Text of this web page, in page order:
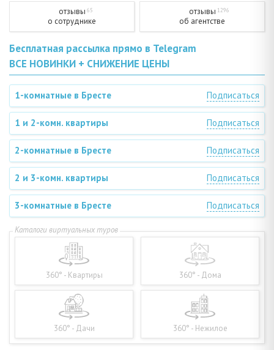
отзывы 65
о сотруднике
отзывы 1296
об агентстве
Бесплатная рассылка прямо в Telegram
ВСЕ НОВИНКИ + СНИЖЕНИЕ ЦЕНЫ
1-комнатные в Бресте Подписаться
1 и 2-комн. квартиры Подписаться
2-комнатные в Бресте Подписаться
2 и 3-комн. квартиры Подписаться
3-комнатные в Бресте Подписаться
360° - Квартиры 360° - Дома
360° - Дачи 360° - Нежилое